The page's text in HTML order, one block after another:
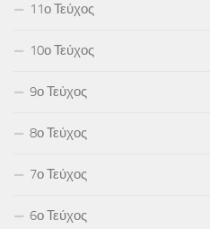
11ο Τεύχος
10ο Τεύχος
9ο Τεύχος
8ο Τεύχος
7ο Τεύχος
6ο Τεύχος